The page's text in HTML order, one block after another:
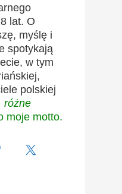
lat. O
myślę i
spotykają
w tym
polskiej
różne
moje motto.